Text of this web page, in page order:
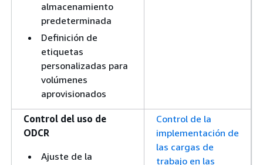
almacenamiento
predeterminada
Definición de
etiquetas
personalizadas para
volúmenes
aprovisionados
Control del uso de
ODCR
Ajuste de la
Control de la
implementación de
las cargas de
trabajo en las